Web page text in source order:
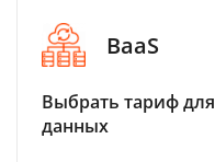
BaaS
Выбрать тариф
данных